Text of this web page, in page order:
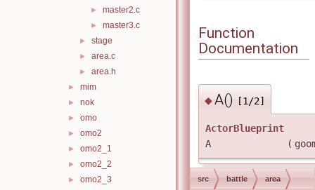
► master2.c
► master3.c
► stage
► area.c
► area.h
► mim
► nok
► omo
► omo2
► omo2_1
► omo2_2
► omo2_3
Function
Documentation
◆A() [1/2]
ActorBlueprint
A
(
src battle area